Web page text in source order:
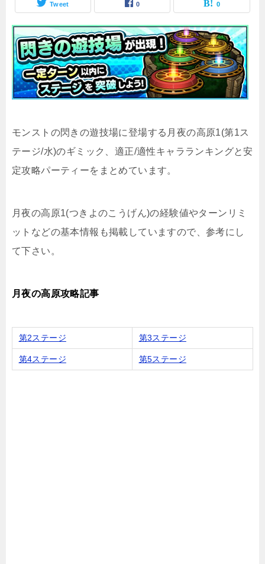
Tweet 0 0
モンストの閃きの遊技場に登場する月夜の高原1(第1ス
テージ/水)のギミック、適正/適性キャラランキングと安
定攻略パーティーをまとめています。
月夜の高原1(つきよのこうげん)の経験値やターンリミ
ットなどの基本情報も掲載していますので、参考にし
て下さい。
月夜の高原攻略記事
第2ステージ 第3ステージ
第4ステージ 第5ステージ